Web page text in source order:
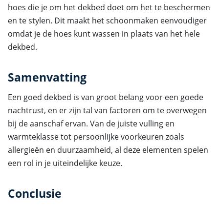
hoes die je om het dekbed doet om het te beschermen
en te stylen. Dit maakt het schoonmaken eenvoudiger
omdat je de hoes kunt wassen in plaats van het hele
dekbed.
Samenvatting
Een goed dekbed is van groot belang voor een goede
nachtrust, en er zijn tal van factoren om te overwegen
bij de aanschaf ervan. Van de juiste vulling en
warmteklasse tot persoonlijke voorkeuren zoals
allergieën en duurzaamheid, al deze elementen spelen
een rol in je uiteindelijke keuze.
Conclusie